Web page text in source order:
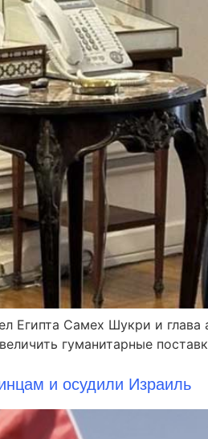
Египта Самех Шукри и
гуманитарные
и осудили Израиль